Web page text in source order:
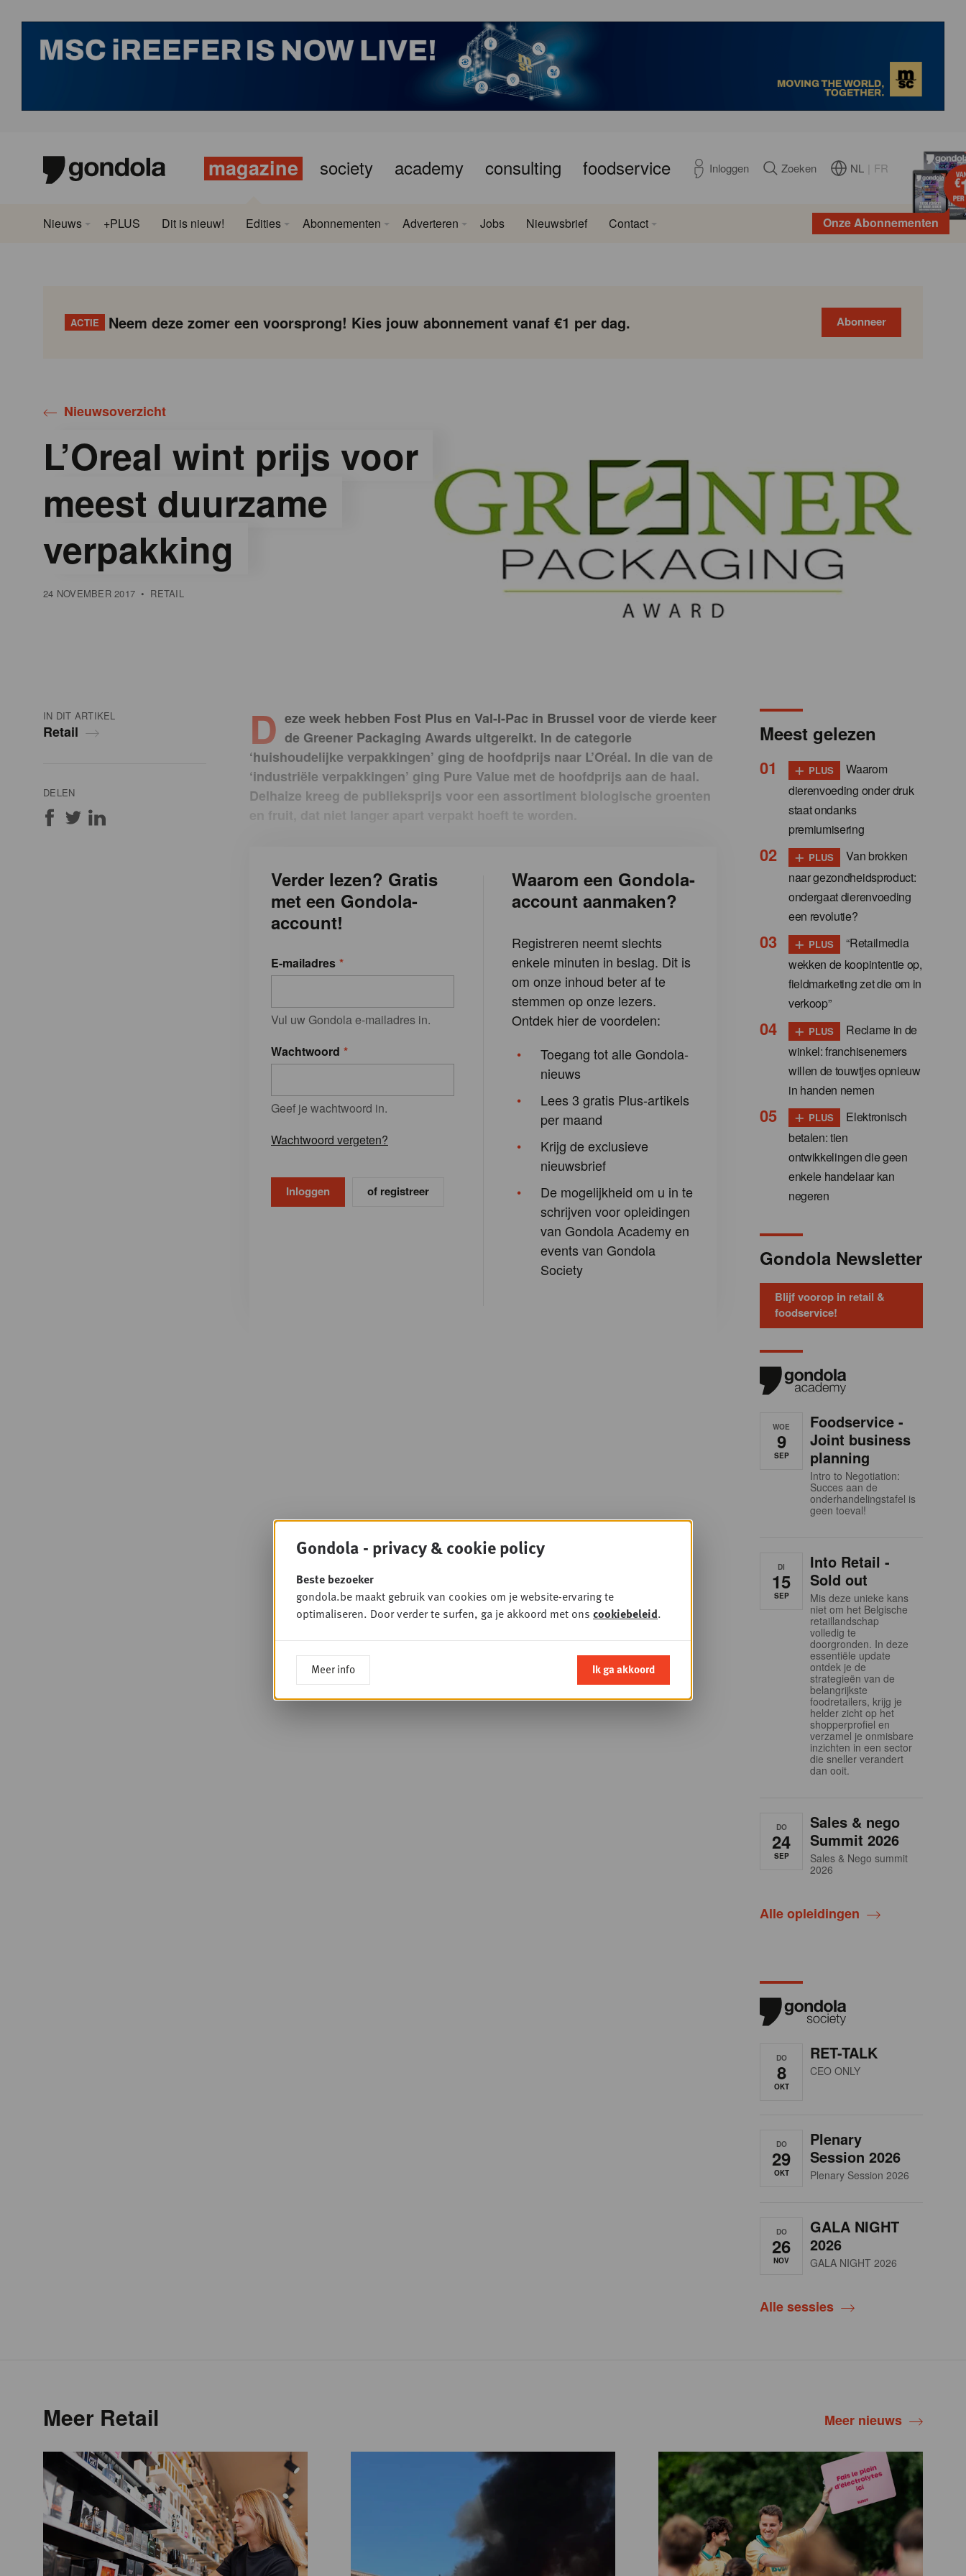
magazine society academy consulting foodservice Inloggen Zoeken NL FR
Onze Abonnementen
Nieuws +PLUS Dit is nieuw! Edities Abonnementen Adverteren Jobs Nieuwsbrief Contact
ACTIE Neem deze zomer een voorsprong! Kies jouw abonnement vanaf €1 per dag. Abonneer
Nieuwsoverzicht
L’Oreal wint prijs voor
meest duurzame
verpakking
24 NOVEMBER 2017 • RETAIL
IN DIT ARTIKEL
Retail
DELEN
D eze week hebben Fost Plus en Val-I-Pac in Brussel voor de vierde keer
de Greener Packaging Awards uitgereikt. In de categorie
‘huishoudelijke verpakkingen’ ging de hoofdprijs naar L’Oréal. In die van de
‘industriële verpakkingen’ ging Pure Value met de hoofdprijs aan de haal.
Delhaize kreeg de publieksprijs voor een assortiment biologische groenten
en fruit, dat niet langer apart verpakt hoeft te worden.
Verder lezen? Gratis
met een Gondola-
account!
E-mailadres
Vul uw Gondola e-mailadres in.
Wachtwoord
Geef je wachtwoord in.
Wachtwoord vergeten?
of registreer
Waarom een Gondola-
account aanmaken?
Registreren neemt slechts
enkele minuten in beslag. Dit is
om onze inhoud beter af te
stemmen op onze lezers.
Ontdek hier de voordelen:
Toegang tot alle Gondola-
nieuws
Lees 3 gratis Plus-artikels
per maand
Krijg de exclusieve
nieuwsbrief
De mogelijkheid om u in te
schrijven voor opleidingen
van Gondola Academy en
events van Gondola
Society
Meest gelezen
+ PLUS
Waarom
dierenvoeding onder druk
staat ondanks
premiumisering
+ PLUS
Van brokken
naar gezondheidsproduct:
ondergaat dierenvoeding
een revolutie?
+ PLUS
“Retailmedia
wekken de koopintentie op,
fieldmarketing zet die om in
verkoop”
+ PLUS
Reclame in de
winkel: franchisenemers
willen de touwtjes opnieuw
in handen nemen
+ PLUS
Elektronisch
betalen: tien
ontwikkelingen die geen
enkele handelaar kan
negeren
Gondola Newsletter
Blijf voorop in retail &
foodservice!
WOE
9
SEP
Foodservice -
Joint business
planning
Intro to Negotiation:
Succes aan de
onderhandelingstafel is
geen toeval!
DI
15
SEP
Into Retail -
Sold out
Mis deze unieke kans
niet om het Belgische
retaillandschap
volledig te
doorgronden. In deze
essentiële update
ontdek je de
strategieën van de
belangrijkste
foodretailers, krijg je
helder zicht op het
shopperprofiel en
verzamel je onmisbare
inzichten in een sector
die sneller verandert
dan ooit.
DO
24
SEP
Sales & nego
Summit 2026
Sales & Nego summit
2026
Alle opleidingen
DO
8
OKT
RET-TALK
CEO ONLY
DO
29
OKT
Plenary
Session 2026
Plenary Session 2026
DO
26
NOV
GALA NIGHT
2026
GALA NIGHT 2026
Alle sessies
Meer Retail Meer nieuws
Gondola - privacy & cookie policy
Beste bezoeker
gondola.be maakt gebruik van cookies om je website-ervaring te
optimaliseren. Door verder te surfen, ga je akkoord met ons cookiebeleid.
Meer info Ik ga akkoord